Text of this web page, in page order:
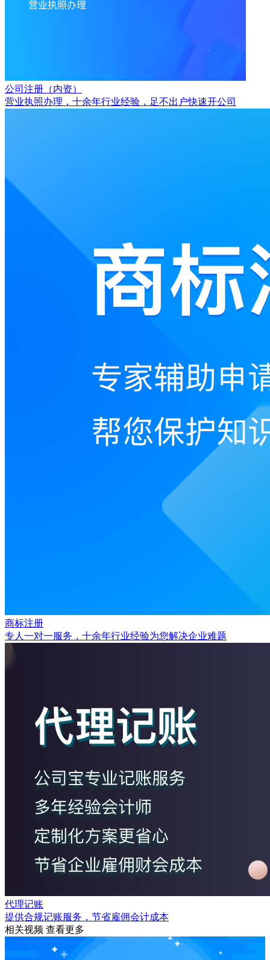
公司注册（内资）
营业执照办理，十余年行业经验，足不出户快速开公司
商标注册
专人一对一服务，十余年行业经验为您解决企业难题
代理记账
提供合规记账服务，节省雇佣会计成本
相关视频 查看更多